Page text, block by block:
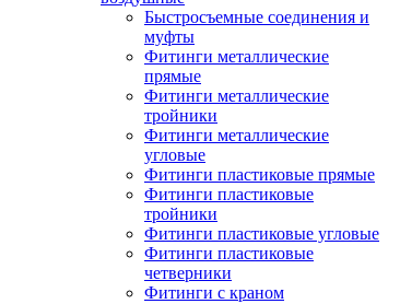
Быстросъемные соединения и
муфты
Фитинги металлические
прямые
Фитинги металлические
тройники
Фитинги металлические
угловые
Фитинги пластиковые прямые
Фитинги пластиковые
тройники
Фитинги пластиковые угловые
Фитинги пластиковые
четверники
Фитинги с краном